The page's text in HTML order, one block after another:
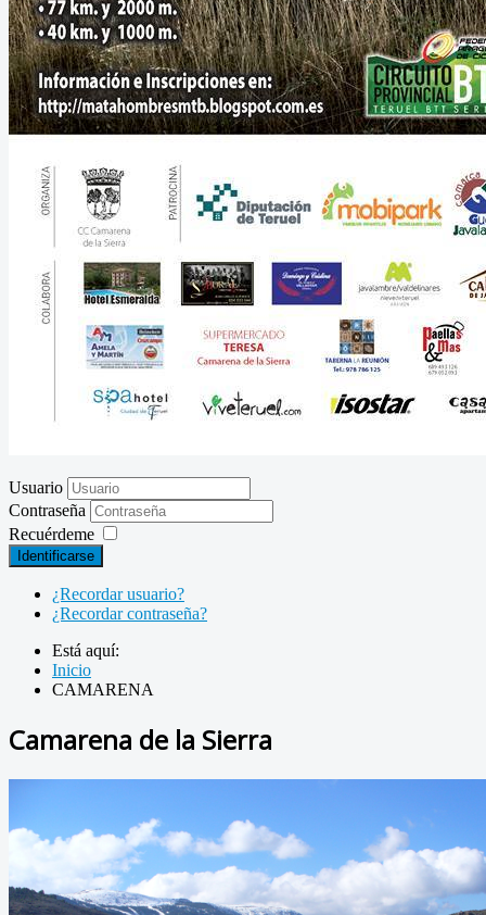
Usuario
Contraseña
Recuérdeme
Identificarse
¿Recordar usuario?
¿Recordar contraseña?
Está aquí:
Inicio
CAMARENA
Camarena de la Sierra